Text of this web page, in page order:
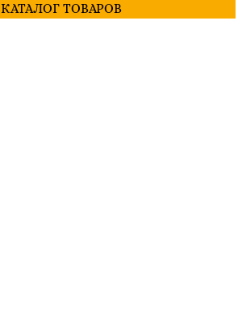
КАТАЛОГ ТОВАРОВ